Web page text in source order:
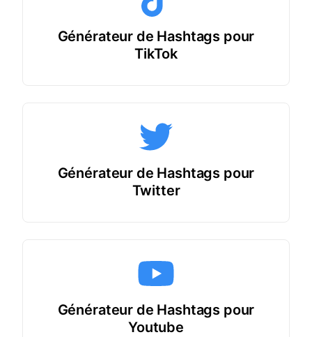
Générateur de Hashtags pour
TikTok
Générateur de Hashtags pour
Twitter
Générateur de Hashtags pour
Youtube